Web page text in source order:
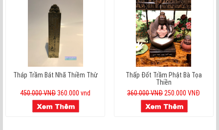
Tháp Trầm Bát Nhã Thiềm Thừ
450.000 VNĐ360.000 vnd
Thấp Đốt Trầm Phật Bà Tọa
Thiền
360.000 VNĐ250.000 VNĐ